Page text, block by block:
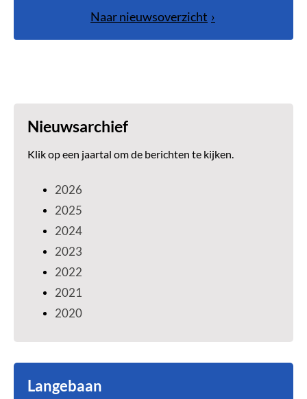
Naar nieuwsoverzicht
Nieuwsarchief
Klik op een jaartal om de berichten te kijken.
2026
2025
2024
2023
2022
2021
2020
Langebaan